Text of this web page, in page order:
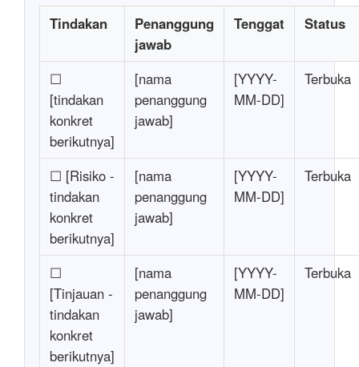
Tindakan
Penanggung
jawab
Tenggat Status
☐
[tindakan
konkret
berikutnya]
[nama
penanggung
jawab]
[YYYY-
MM-DD]
Terbuka
☐ [Risiko -
tindakan
konkret
berikutnya]
[nama
penanggung
jawab]
[YYYY-
MM-DD]
Terbuka
☐
[Tinjauan -
tindakan
konkret
berikutnya]
[nama
penanggung
jawab]
[YYYY-
MM-DD]
Terbuka